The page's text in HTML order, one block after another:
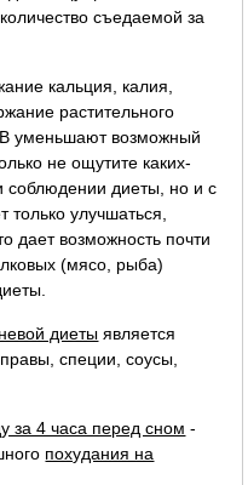
съедаемой за
кальция, калия,
растительного
уменьшают возможный
не ощутите каких-
соблюдении диеты, но и с
улучшаться,
дает возможность почти
(мясо, рыба)
диеты является
специи, соусы,
за 4 часа перед сном -
похудания на